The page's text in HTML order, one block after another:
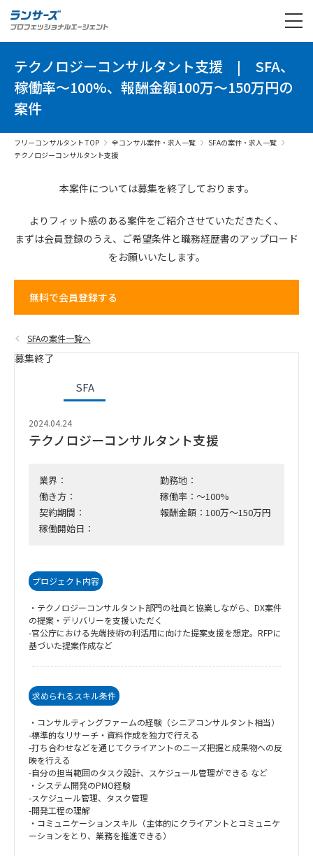
テクノロジーコンサルタント支援 | SFA、
稼働率～100%、報酬金額100万～150万円の
案件
フリーコンサルタント TOP 全コンサル案件・求人一覧
SFAの案件・求人一覧
テクノロジーコンサルタント支援
本案件については募集を終了しております。
よりフィット感のある案件をご紹介させていただきたく、
まずは会員登録のうえ、 ご希望条件と職務経歴書のアップロード
をお願いいたします。
無料で会員登録する
SFAの案件一覧へ
募集終了
SFA
2024.04.24
テクノロジーコンサルタント支援
業界：
働き方：
契約期間：
稼働開始日：
勤務地：
稼働率：～100%
報酬金額：100万～150万円
プロジェクト内容
・テクノロジーコンサルタント部門の社員と協業しながら、DX案件
の提案・デリバリーを支援いただく
-官公庁における先端技術の利活用に向けた提案支援を想定。RFPに
基づいた提案作成など
求められるスキル条件
・コンサルティングファームの経験（シニアコンサルタント相当）
-標準的なリサーチ・資料作成を独力で行える
-打ち合わせなどを通じてクライアントのニーズ把握と成果物への反
映を行える
-自分の担当範囲のタスク設計、スケジュール管理ができる など
・システム開発のPMO経験
-スケジュール管理、タスク管理
-開発工程の理解
・コミュニケーションスキル（主体的にクライアントとコミュニケ
ーションをとり、業務を推進できる）